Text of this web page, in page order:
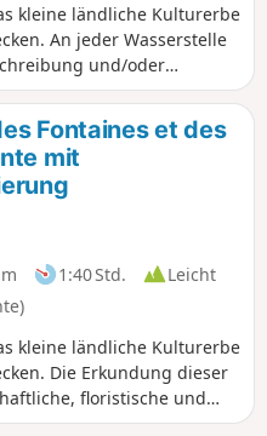
kleine ländliche Kulturerbe
An jeder Wasserstelle
und/oder
auch das architektonische
Saint-Projet aus dem 13.
das Schloss von Ségeville
Die Erkundung
floristische
Fontaines et des
mit
1:40 Std.
Leicht
kleine ländliche Kulturerbe
Die Erkundung dieser
floristische und